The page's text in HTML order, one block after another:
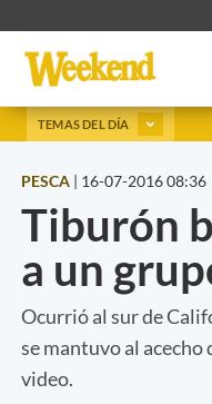
TEMAS DEL DÍA
PESCA | 16-07-2016 08:36
Tiburón
a un
Ocurrió al sur de
se mantuvo al
video.